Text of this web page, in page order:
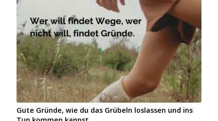
Gute Gründe, wie du das Grübeln loslassen und ins